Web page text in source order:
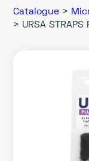
Catalogue >
> URSA STRAPS